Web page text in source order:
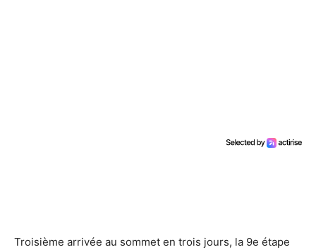
Troisième arrivée au sommet en trois jours, la 9e étape